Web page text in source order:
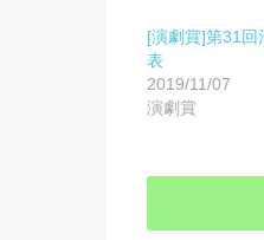
[演劇賞]第31回
表
2019/11/07
演劇賞